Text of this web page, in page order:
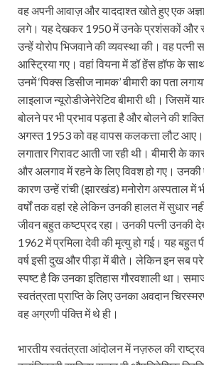
वह अपनी आवाज़ और याददाश्त खोते हुए एक
लगे। यह देखकर 1950 में उनके प्रशंसकों और
उन्हें योरोप भिजवाने की व्यवस्था की। वह
आस्ट्रिया गए। वहां वियना में डॉ हेंस हॉफ के
उनमें ‘पिक्स डिसीज नामक’ बीमारी का पता
लाइलाज न्यूरोडीजेनेरेटिव बीमारी थी। जिसमें
बोलने पर भी प्रभाव पड़ता है और बोलने की
अगस्त 1953 को वह वापस कलकत्ता लौट
लगातार गिरावट आती जा रही थी। बीमारी के
और अलगाव में रहने के लिए विवश हो गए।
कारण उन्हें रांची (झारखंड) मनोरोग अस्पताल में
वर्षों तक वहऻ रहे लेकिन उनकी हालत में सुधार
जीवन बहुत कष्टप्रद रहा। उनकी पत्नी उनकी
1962 में प्रमिला देवी की मृत्यु हो गई। यह
वर्ष इसी दुख और पीड़ा में बीते। लेकिन इन सब
स्पष्ट है कि उनका इतिहास गौरवशाली था।
स्वतंत्रता प्राप्ति के लिए उनका अवदान
वह अग्रणी पंक्ति में थे ही।
भारतीय स्वतंत्रता आंदोलन में नज़रुल की